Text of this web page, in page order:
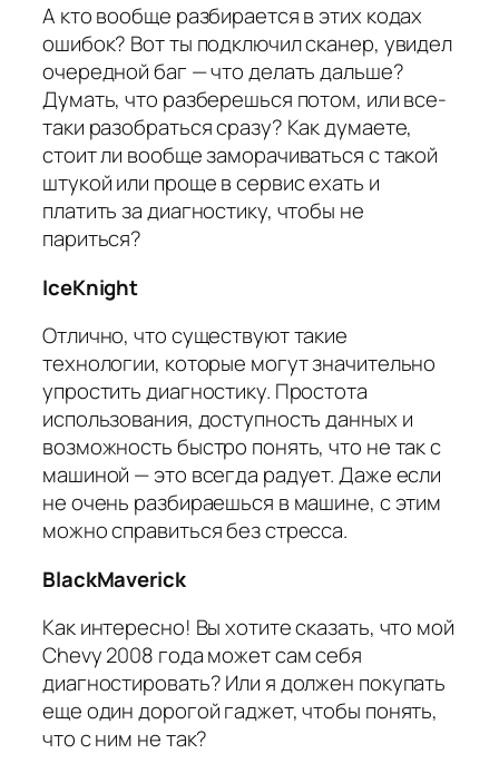
А кто вообще разбирается в этих кодах
ошибок? Вот ты подключил сканер, увидел
очередной баг — что делать дальше?
Думать, что разберешься потом, или все-
таки разобраться сразу? Как думаете,
стоит ли вообще заморачиваться с такой
штукой или проще в сервис ехать и
платить за диагностику, чтобы не
париться?
IceKnight
Отлично, что существуют такие
технологии, которые могут значительно
упростить диагностику. Простота
использования, доступность данных и
возможность быстро понять, что не так с
машиной — это всегда радует. Даже если
не очень разбираешься в машине, с этим
можно справиться без стресса.
BlackMaverick
Как интересно! Вы хотите сказать, что мой
Chevy 2008 года может сам себя
диагностировать? Или я должен покупать
еще один дорогой гаджет, чтобы понять,
что с ним не так?